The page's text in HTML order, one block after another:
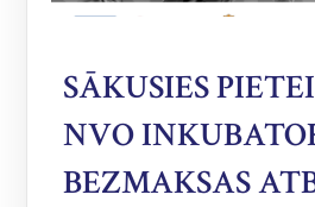
SĀKUSIES
NVO
BEZMAKSAS